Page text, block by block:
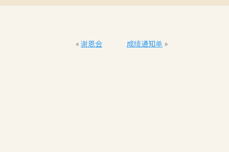
« 谢恩会 成绩通知单 »